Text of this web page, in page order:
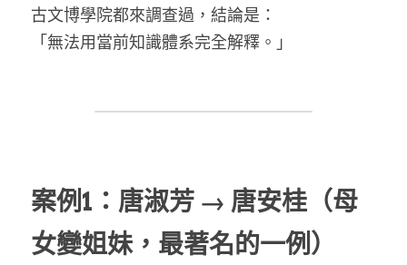
古文博學院都來調查過，結論是：
「無法用當前知識體系完全解釋。」
案例1：唐淑芳 → 唐安桂（母
女變姐妹，最著名的一例）